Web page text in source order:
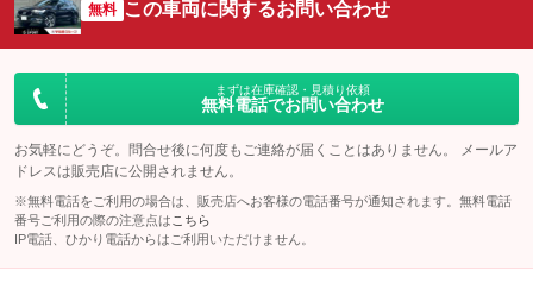
無料 この車両に関するお問い合わせ
まずは在庫確認・見積り依頼
無料電話でお問い合わせ
お気軽にどうぞ。問合せ後に何度もご連絡が届くことはありません。 メールア
ドレスは販売店に公開されません。
※無料電話をご利用の場合は、販売店へお客様の電話番号が通知されます。無料電話
番号ご利用の際の注意点は こちら
IP電話、ひかり電話からはご利用いただけません。